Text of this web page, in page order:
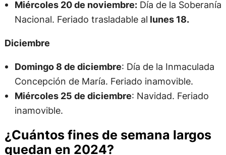
Miércoles 20 de noviembre:Día de la Soberanía
Nacional. Feriado trasladable al lunes 18.
Diciembre
Domingo 8 de diciembre: Día de la Inmaculada
Concepción de María. Feriado inamovible.
Miércoles 25 de diciembre: Navidad. Feriado
inamovible.
¿Cuántos fines de semana largos
quedan en 2024?